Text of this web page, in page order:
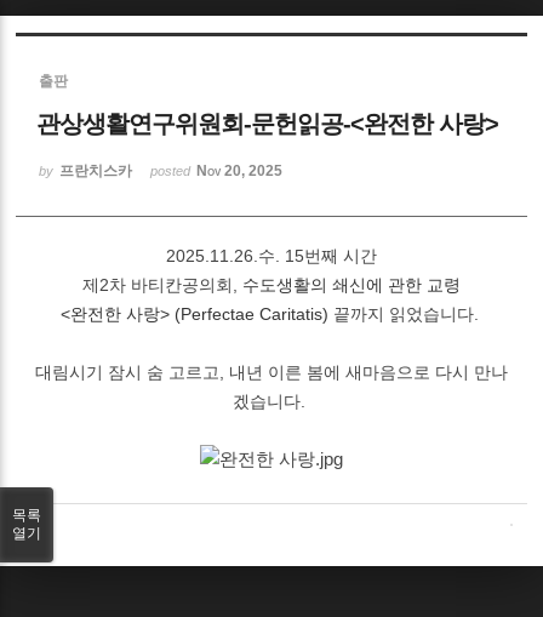
출판
관상생활연구위원회-문헌읽공-<완전한 사랑>
by 프란치스카 posted Nov 20, 2025
2025.11.26.수. 15번째 시간
제2차 바티칸공의회, 수도생활의 쇄신에 관한 교령
<완전한 사랑> (Perfectae Caritatis) 끝까지 읽었습니다.
대림시기 잠시 숨 고르고, 내년 이른 봄에 새마음으로 다시 만나
겠습니다.
목록
열기